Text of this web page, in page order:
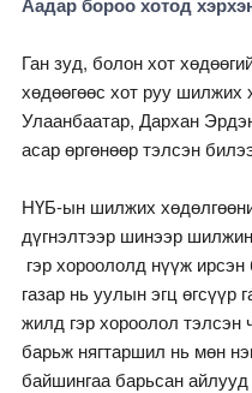
Ган зуд, болон хот
хөдөөгөөс хот руу шилжих
Улаанбаатар, Дархан
асар өргөнөөр тэлсэн
НҮБ-ын шилжих
дүгнэлтээр шинээр
гэр хороололд нүүж
газар нь уулын эгц өгсүүр
жилд гэр хороолол тэлсэн
барьж нягтаршил нь мөн
байшингаа барьсан